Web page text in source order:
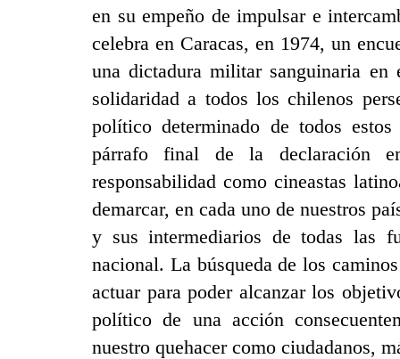
en su empeño de impulsar e
celebra en Caracas, en 1974, un
una dictadura militar sanguinaria
solidaridad a todos los chilenos
político determinado de todos
párrafo final de la declaración
responsabilidad como cineastas
demarcar, en cada uno de nuestros
y sus intermediarios de todas las
nacional. La búsqueda de los
actuar para poder alcanzar los
político de una acción
nuestro quehacer como ciudadanos,